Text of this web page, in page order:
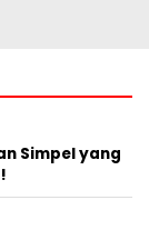
Simpel yang